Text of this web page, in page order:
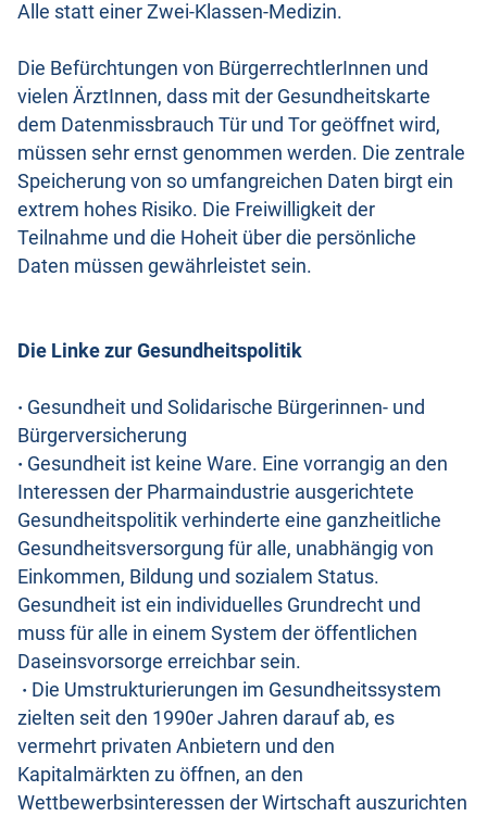
Alle statt einer Zwei-Klassen-Medizin.
Die Befürchtungen von BürgerrechtlerInnen und
vielen ÄrztInnen, dass mit der Gesundheitskarte
dem Datenmissbrauch Tür und Tor geöffnet wird,
müssen sehr ernst genommen werden. Die zentrale
Speicherung von so umfangreichen Daten birgt ein
extrem hohes Risiko. Die Freiwilligkeit der
Teilnahme und die Hoheit über die persönliche
Daten müssen gewährleistet sein.
Die Linke zur Gesundheitspolitik
· Gesundheit und Solidarische Bürgerinnen- und
Bürgerversicherung
· Gesundheit ist keine Ware. Eine vorrangig an den
Interessen der Pharmaindustrie ausgerichtete
Gesundheitspolitik verhinderte eine ganzheitliche
Gesundheitsversorgung für alle, unabhängig von
Einkommen, Bildung und sozialem Status.
Gesundheit ist ein individuelles Grundrecht und
muss für alle in einem System der öffentlichen
Daseinsvorsorge erreichbar sein.
· Die Umstrukturierungen im Gesundheitssystem
zielten seit den 1990er Jahren darauf ab, es
vermehrt privaten Anbietern und den
Kapitalmärkten zu öffnen, an den
Wettbewerbsinteressen der Wirtschaft auszurichten